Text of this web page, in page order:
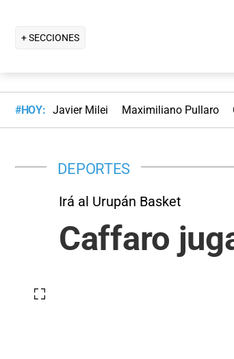
+ SECCIONES
#HOY: Javier Milei Maximiliano Pullaro
DEPORTES
Irá al Urupán Basket
Caffaro